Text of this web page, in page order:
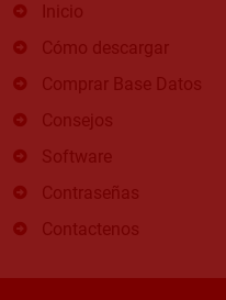
Inicio
Cómo descargar
Comprar Base Datos
Consejos
Software
Contraseñas
Contactenos